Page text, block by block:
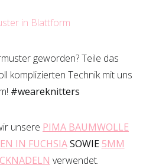
geworden? Teile das
komplizierten Technik mit uns
#weareknitters
unsere PIMA BAUMWOLLE
IN FUCHSIASOWIE 5MM
verwendet.